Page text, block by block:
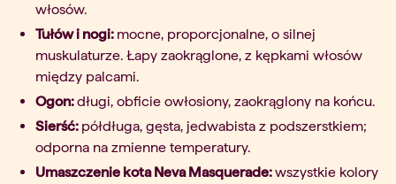
włosów.
Tułów i nogi: mocne, proporcjonalne, o silnej
muskulaturze. Łapy zaokrąglone, z kępkami włosów
między palcami.
Ogon:długi, obficie owłosiony, zaokrąglony na końcu.
Sierść: półdługa, gęsta, jedwabista z podszerstkiem;
odporna na zmienne temperatury.
Umaszczenie kota Neva Masquerade:wszystkie kolory